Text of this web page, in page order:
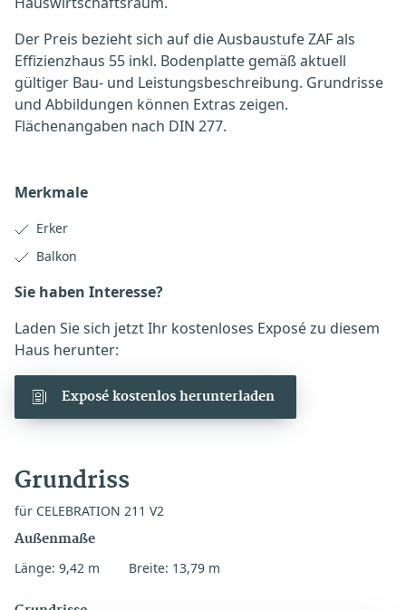
Der Preis bezieht sich auf die Ausbaustufe ZAF als
Effizienzhaus 55 inkl. Bodenplatte gemäß aktuell
gültiger Bau- und Leistungsbeschreibung. Grundrisse
und Abbildungen können Extras zeigen.
Flächenangaben nach DIN 277.
Merkmale
Erker
Balkon
Sie haben Interesse?
Laden Sie sich jetzt Ihr kostenloses Exposé zu diesem
Haus herunter:
Exposé kostenlos herunterladen
Grundriss
für CELEBRATION 211 V2
Außenmaße
Länge: 9,42 m Breite: 13,79 m